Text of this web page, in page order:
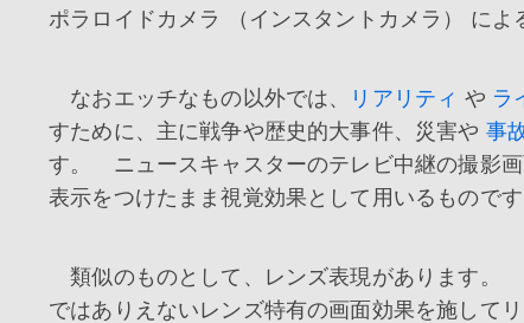
ポラロイドカメラ （インスタントカメラ） によ
なおエッチなもの以外では、 リアリティ や ラ
すために、主に戦争や歴史的大事件、災害や 事
す。 ニュースキャスターのテレビ中継の撮影
表示をつけたまま視覚効果として用いるものです
類似のものとして、レンズ表現があります。
ではありえないレンズ特有の画面効果を施して